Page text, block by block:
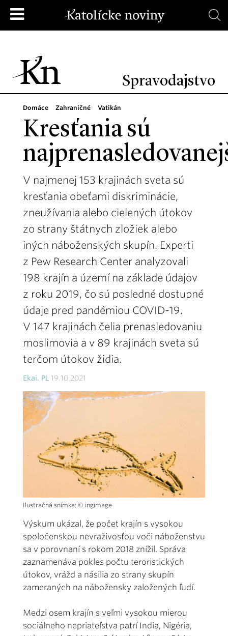
Spravodajstvo
Domáce Zahraničné Vatikán
Kresťania sú
V najmenej 153 krajinách sveta sú
kresťania obeťami diskriminácie,
zneužívania alebo cielených útokov
zo strany štátnych zložiek alebo
iných náboženských skupín. Experti
z Pew Research Center analyzovali
198 krajín a území na základe údajov
z roku 2019, čo sú posledné dostupné
údaje pred pandémiou COVID-19.
V 147 krajinách čelia prenasledovaniu
moslimovia a v 89 krajinách sveta sú
terčom útokov židia.
Ekai. PL 19.10.2021
Ilustračná snímka: © ingimage
Výskum ukázal, že počet krajín s vysokou
spoločenskou nevraživosťou voči náboženstvu
sa v porovnaní s rokom 2018 znížil. Správa
zaznamenáva pokles počtu teroristických
útokov, vrážd a násilia zo strany skupín
zameraných na nábožensky založených ľudí.
Medzi osem krajín s veľmi vysokou mierou
sociálneho nepriateľstva patrí India, Nigéria,